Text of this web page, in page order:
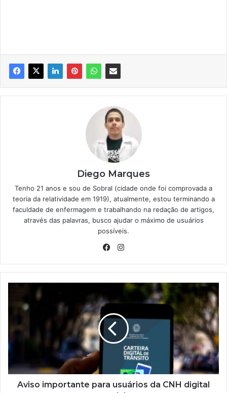
Diego Marques
Tenho 21 anos e sou de Sobral (cidade onde foi comprovada a
teoria da relatividade em 1919), atualmente, estou terminando a
faculdade de enfermagem e trabalhando na redação de artigos,
através das palavras, busco ajudar o máximo de usuários
possíveis.
Facebook
importante
para
da
CNH
digital
celular
Aviso importante para usuários da CNH digital